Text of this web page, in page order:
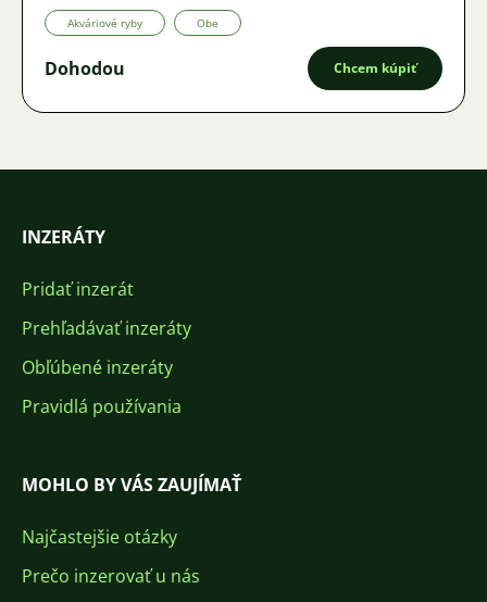
Akváriové ryby Obe
Dohodou Chcem kúpiť
INZERÁTY
Pridať inzerát
Prehľadávať inzeráty
Obľúbené inzeráty
Pravidlá používania
MOHLO BY VÁS ZAUJÍMAŤ
Najčastejšie otázky
Prečo inzerovať u nás